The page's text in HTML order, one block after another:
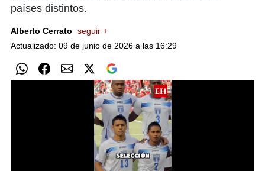
países distintos.
Alberto Cerrato
seguir +
Actualizado: 09 de junio de 2026 a las 16:29